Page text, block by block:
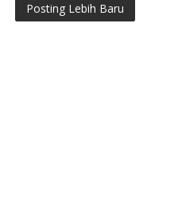
Posting Lebih Baru